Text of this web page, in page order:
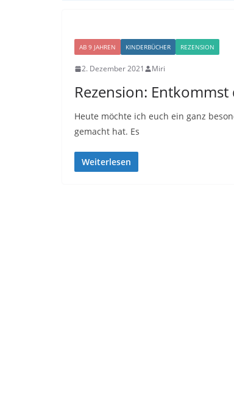
AB 9 JAHREN KINDERBÜCHER REZENSION
2. Dezember 2021 Miri
Rezension:
Heute möchte ich euch ein ganz
gemacht hat. Es
Weiterlesen